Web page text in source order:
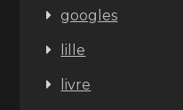
googles
lille
livre